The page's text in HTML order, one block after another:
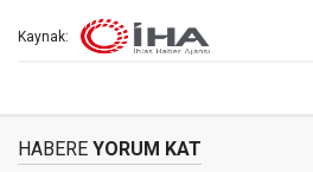
Kaynak:
HABERE YORUM KAT